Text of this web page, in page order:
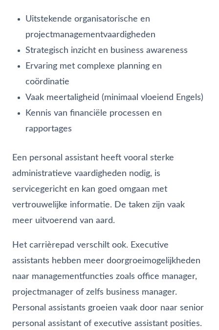
Uitstekende organisatorische en
projectmanagementvaardigheden
Strategisch inzicht en business awareness
Ervaring met complexe planning en
coördinatie
Vaak meertaligheid (minimaal vloeiend Engels)
Kennis van financiële processen en
rapportages
Een personal assistant heeft vooral sterke
administratieve vaardigheden nodig, is
servicegericht en kan goed omgaan met
vertrouwelijke informatie. De taken zijn vaak
meer uitvoerend van aard.
Het carrièrepad verschilt ook. Executive
assistants hebben meer doorgroeimogelijkheden
naar managementfuncties zoals office manager,
projectmanager of zelfs business manager.
Personal assistants groeien vaak door naar senior
personal assistant of executive assistant posities.